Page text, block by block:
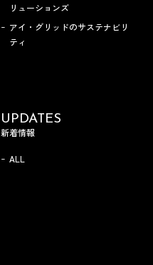
リューションズ
アイ・グリッドのサステナビリ
ティ
UPDATES
新着情報
ALL